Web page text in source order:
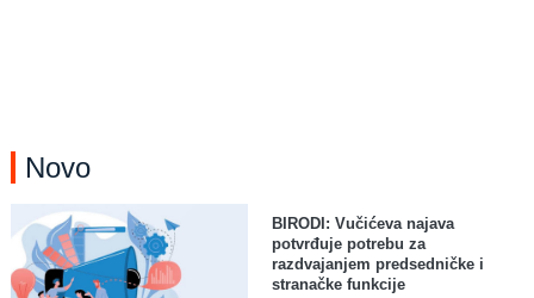
Novo
BIRODI: Vučićeva najava
potvrđuje potrebu za
razdvajanjem predsedničke i
stranačke funkcije